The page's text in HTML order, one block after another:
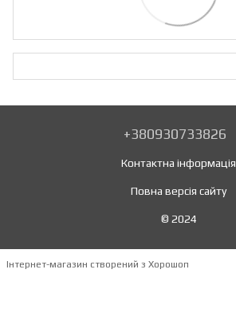
+380930733826
Контактна інформація
Повна версія сайту
© 2024
Інтернет-магазин створений з Хорошоп